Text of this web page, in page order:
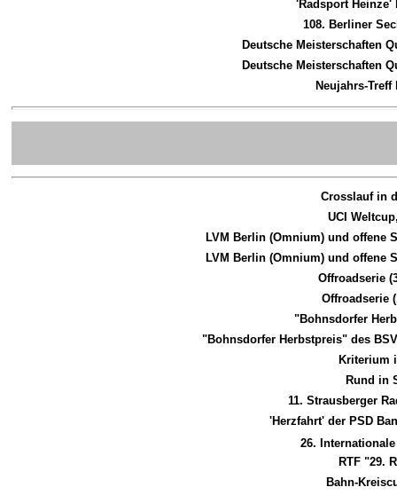
'Radsport Heinze'
108. Berliner
Deutsche Meisterschaften
Deutsche Meisterschaften
Neujahrs-
Crosslauf in
UCI
LVM Berlin (Omnium) und offene
LVM Berlin (Omnium) und offene
Offroadserie
Offroadserie
"Bohnsdorfer
"Bohnsdorfer Herbstpreis" des
Kriterium
Rund in
11. Strausberger
'Herzfahrt' der PSD
26.
RTF "29.
Bahn-